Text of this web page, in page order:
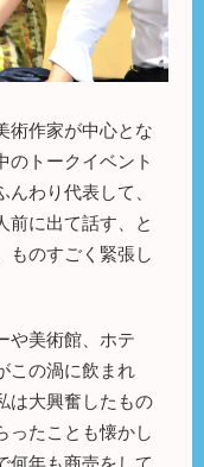
術作家が中心とな
のトークイベント
わり代表して、
前に出て話す、と
ものすごく緊張し
や美術館、ホテ
この渦に飲まれ
は大興奮したもの
ったことも懐かし
何年も商売をして